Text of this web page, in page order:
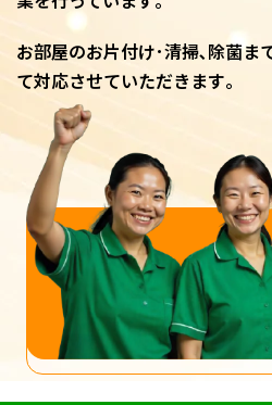
お部屋のお片付け･清掃､除菌ま
て対応させていただきます｡